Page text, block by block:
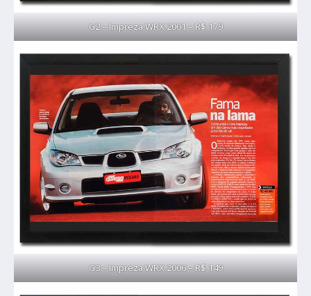
G2 – Impreza WRX 2001 – R$ 179
G3 – Impreza WRX 2006 – R$ 149